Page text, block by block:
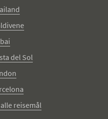
del Sol
alle reisemål